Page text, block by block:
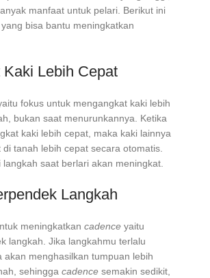
manfaat untuk pelari. Berikut ini
bisa bantu meningkatkan
Kaki Lebih Cepat
fokus untuk mengangkat kaki lebih
bukan saat menurunkannya. Ketika
kaki lebih cepat, maka kaki lainnya
di tanah lebih cepat secara otomatis.
langkah saat berlari akan meningkat.
Langkah
meningkatkan cadence yaitu
langkah. Jika langkahmu terlalu
akan menghasilkan tumpuan lebih
sehingga cadence semakin sedikit,